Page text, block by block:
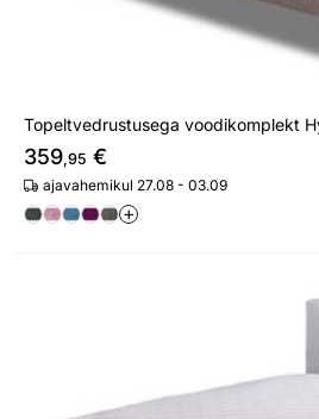
Topeltvedrustusega voodikomplekt
359,95 €
ajavahemikul 27.08 - 03.09
+
Hypnos voodi Pandora